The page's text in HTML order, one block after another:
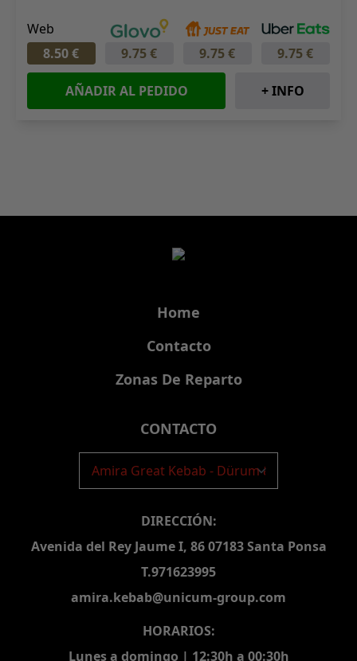
Web
8.50 €
9.75 € 9.75 € 9.75 €
AÑADIR AL PEDIDO + INFO
Home
Contacto
Zonas De Reparto
CONTACTO
DIRECCIÓN:
Avenida del Rey Jaume I, 86 07183 Santa Ponsa
T.971623995
amira.kebab@unicum-group.com
HORARIOS:
Lunes a domingo | 12:30h a 00:30h